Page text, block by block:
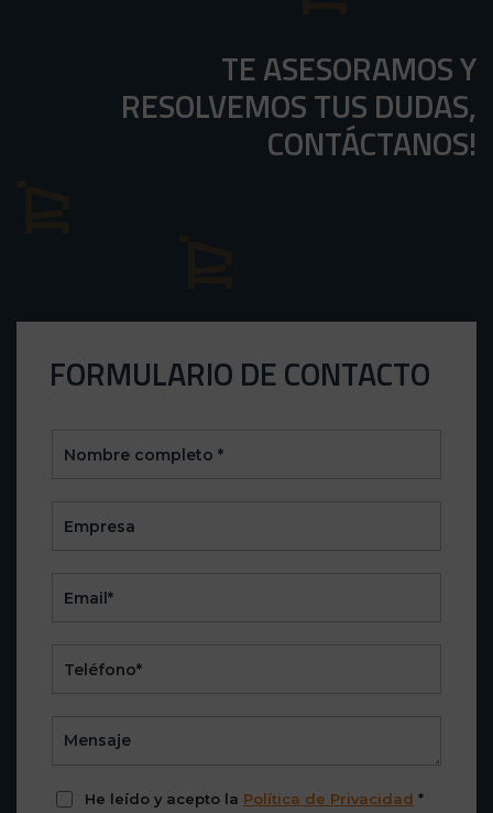
TE ASESORAMOS Y
RESOLVEMOS TUS DUDAS,
CONTÁCTANOS!
FORMULARIO DE CONTACTO
He leído y acepto la Política de Privacidad *